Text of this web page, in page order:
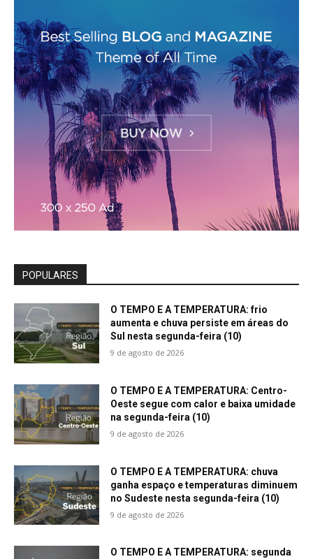
POPULARES
O TEMPO E A TEMPERATURA: frio
aumenta e chuva persiste em áreas do
Sul nesta segunda-feira (10)
9 de agosto de 2026
O TEMPO E A TEMPERATURA: Centro-
Oeste segue com calor e baixa umidade
na segunda-feira (10)
9 de agosto de 2026
O TEMPO E A TEMPERATURA: chuva
ganha espaço e temperaturas diminuem
no Sudeste nesta segunda-feira (10)
9 de agosto de 2026
O TEMPO E A TEMPERATURA: segunda